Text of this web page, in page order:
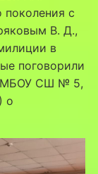
поколения с
В. Д.,
в
поговорили
(МБОУ СШ № 5,
о